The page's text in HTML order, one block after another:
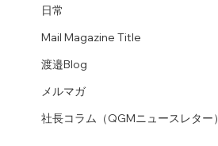
日常
Mail Magazine Title
渡邉Blog
メルマガ
社長コラム（QGMニュースレター）